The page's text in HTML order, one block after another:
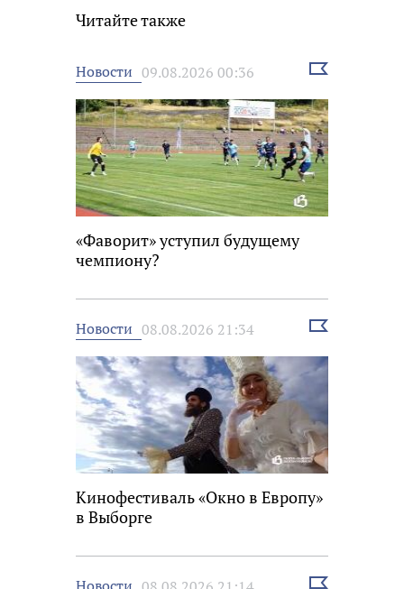
Читайте также
Новости 09.08.2026 00:36
Выбрать
«Фаворит» уступил будущему
чемпиону?
Новости 08.08.2026 21:34
Выбрать
Кинофестиваль «Окно в Европу»
в Выборге
Выбрать